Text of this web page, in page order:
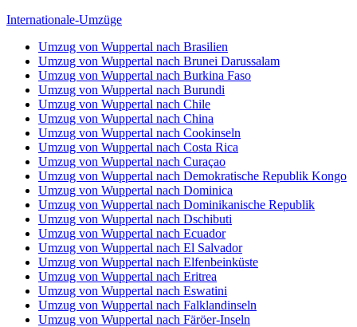
Internationale-Umzüge
Umzug von Wuppertal nach Brasilien
Umzug von Wuppertal nach Brunei Darussalam
Umzug von Wuppertal nach Burkina Faso
Umzug von Wuppertal nach Burundi
Umzug von Wuppertal nach Chile
Umzug von Wuppertal nach China
Umzug von Wuppertal nach Cookinseln
Umzug von Wuppertal nach Costa Rica
Umzug von Wuppertal nach Curaçao
Umzug von Wuppertal nach Demokratische Republik Kongo
Umzug von Wuppertal nach Dominica
Umzug von Wuppertal nach Dominikanische Republik
Umzug von Wuppertal nach Dschibuti
Umzug von Wuppertal nach Ecuador
Umzug von Wuppertal nach El Salvador
Umzug von Wuppertal nach Elfenbeinküste
Umzug von Wuppertal nach Eritrea
Umzug von Wuppertal nach Eswatini
Umzug von Wuppertal nach Falklandinseln
Umzug von Wuppertal nach Färöer-Inseln